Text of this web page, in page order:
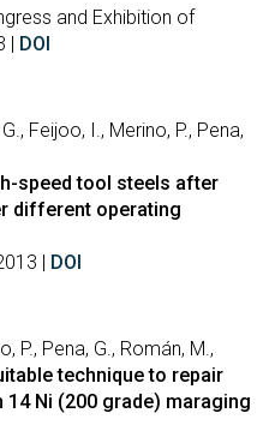
and Exhibition of
| DOI
Feijoo, I., Merino, P., Pena,
speed tool steels after
different operating
| DOI
P., Pena, G., Román, M.,
technique to repair
Ni (200 grade) maraging